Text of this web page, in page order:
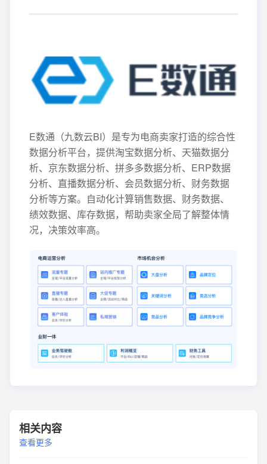
E数通（九数云BI）是专为电商卖家打造的综合性
数据分析平台，提供淘宝数据分析、天猫数据分
析、京东数据分析、拼多多数据分析、ERP数据
分析、直播数据分析、会员数据分析、财务数据
分析等方案。自动化计算销售数据、财务数据、
绩效数据、库存数据，帮助卖家全局了解整体情
况，决策效率高。
相关内容
查看更多